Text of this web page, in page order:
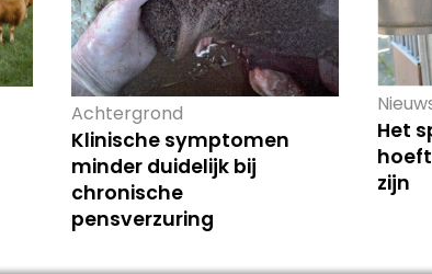
Achtergrond
Klinische symptomen
minder duidelijk bij
chronische
pensverzuring
Het
zijn